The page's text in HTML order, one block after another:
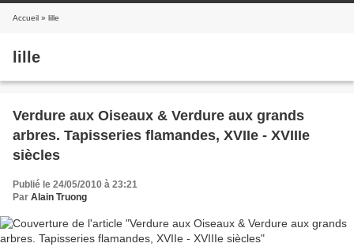
Accueil » lille
lille
Verdure aux Oiseaux & Verdure aux grands
arbres. Tapisseries flamandes, XVIIe - XVIIIe
siècles
Publié le 24/05/2010 à 23:21
Par Alain Truong